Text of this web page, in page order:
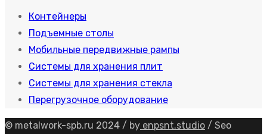
Контейнеры
Подъемные столы
Мобильные передвижные рампы
Системы для хранения плит
Системы для хранения стекла
Перегрузочное оборудование
© metalwork-spb.ru 2024 / by enpsnt.studio / Seo